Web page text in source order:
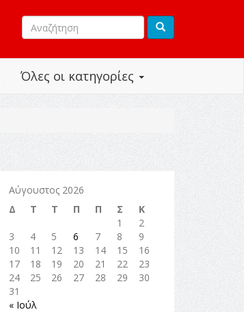
Όλες οι κατηγορίες
Αύγουστος 2026
Δ
Τ Τ Π Π Σ
Κ
1
2
3
4 5 6 7 8
9
10
11 12 13 14 15
16
17
18 19 20 21 22
23
24
25 26 27 28 29
30
31
« Ιούλ